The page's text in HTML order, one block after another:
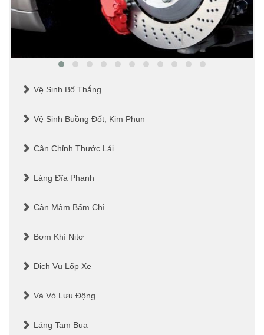
Vệ Sinh Bố Thắng
Vệ Sinh Buồng Đốt, Kim Phun
Cân Chỉnh Thước Lái
Láng Đĩa Phanh
Cân Mâm Bấm Chì
Bơm Khí Nitơ
Dịch Vụ Lốp Xe
Vá Vỏ Lưu Động
Láng Tam Bua